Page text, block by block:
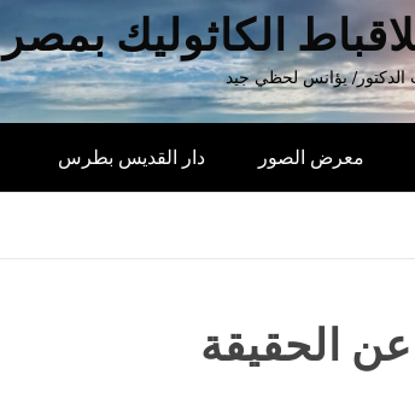
الكاثوليك بمصر
الدكتور/ يؤانس لحظي جيد
معرض الصور دار القديس بطرس
عن الحقيقة